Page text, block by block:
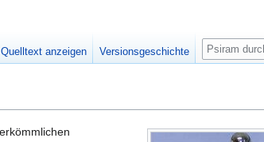
Quelltext anzeigen Versionsgeschichte
Suche